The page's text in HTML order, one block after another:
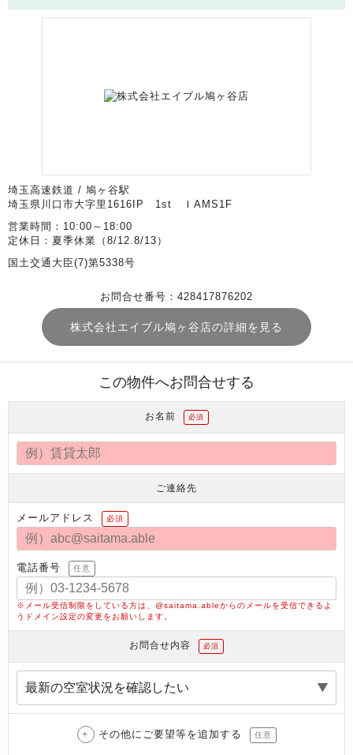
埼玉高速鉄道 / 鳩ヶ谷駅
埼玉県川口市大字里1616IP 1st ＩAMS1F
営業時間：10:00～18:00
定休日：夏季休業（8/12.8/13）
国土交通大臣(7)第5338号
お問合せ番号：428417876202
株式会社エイブル鳩ヶ谷店の詳細を見る
この物件へお問合せする
お名前 必須
ご連絡先
メールアドレス 必須
電話番号 任意
※メール受信制限をしている方は、@saitama.ableからのメールを受信できるよ
うドメイン設定の変更をお願いします。
お問合せ内容 必須
その他にご要望等を追加する 任意